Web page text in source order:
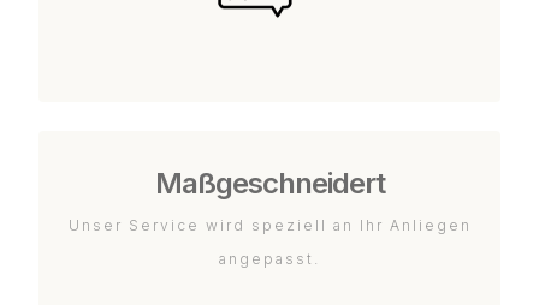
Maßgeschneidert
Unser Service wird speziell an Ihr Anliegen
angepasst.